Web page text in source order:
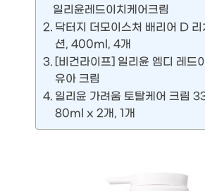
일리윤레드이치케어크림
닥터지 더모이스처 배리어 D 리
션, 400ml, 4개
[비건라이프] 일리윤 엠디 레드
유아 크림
일리윤 가려움 토탈케어 크림
80ml x 2개, 1개